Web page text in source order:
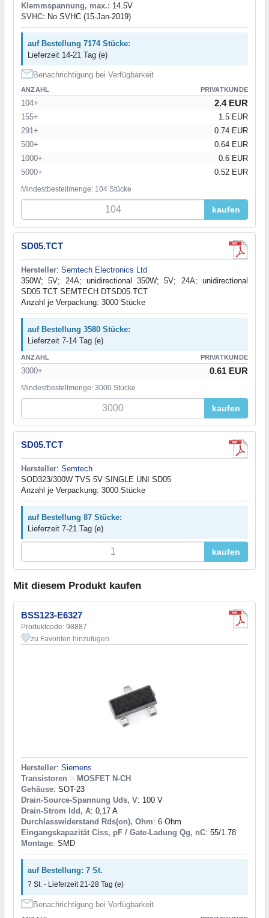
Klemmspannung, max.: 14.5V
SVHC: No SVHC (15-Jan-2019)
auf Bestellung 7174 Stücke:
Lieferzeit 14-21 Tag (e)
Benachrichtigung bei Verfügbarkeit
ANZAHL PRIVATKUNDE
104+ 2.4 EUR
155+
1.5 EUR
291+
0.74 EUR
500+
0.64 EUR
1000+
0.6 EUR
5000+
0.52 EUR
Mindestbestellmenge: 104 Stücke
kaufen
SD05.TCT
Hersteller: Semtech Electronics Ltd
350W; 5V; 24A; unidirectional 350W; 5V; 24A; unidirectional
SD05.TCT SEMTECH DTSD05.TCT
Anzahl je Verpackung: 3000 Stücke
auf Bestellung 3580 Stücke:
Lieferzeit 7-14 Tag (e)
ANZAHL PRIVATKUNDE
3000+ 0.61 EUR
Mindestbestellmenge: 3000 Stücke
kaufen
SD05.TCT
Hersteller: Semtech
SOD323/300W TVS 5V SINGLE UNI SD05
Anzahl je Verpackung: 3000 Stücke
auf Bestellung 87 Stücke:
Lieferzeit 7-21 Tag (e)
kaufen
Mit diesem Produkt kaufen
BSS123-E6327
Produktcode: 98887
zu Favoriten hinzufügen
Hersteller: Siemens
Transistoren > MOSFET N-CH
Gehäuse: SOT-23
Drain-Source-Spannung Uds, V: 100 V
Drain-Strom Idd, A: 0,17 A
Durchlasswiderstand Rds(on), Ohm: 6 Ohm
Eingangskapazität Ciss, pF / Gate-Ladung Qg, nC: 55/1.78
Montage: SMD
auf Bestellung: 7 St.
7 St. - Lieferzeit 21-28 Tag (e)
Benachrichtigung bei Verfügbarkeit